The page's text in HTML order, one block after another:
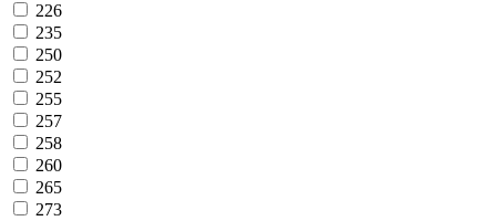
226
235
250
252
255
257
258
260
265
273